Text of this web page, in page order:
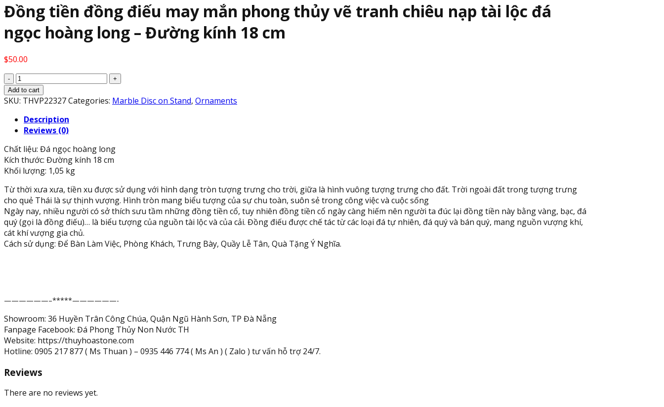
Đồng tiền đồng điếu may mắn phong thủy vẽ tranh chiêu nạp tài lộc đá
ngọc hoàng long – Đường kính 18 cm
$50.00
Đồng
tiền
đồng
may
mắn
thủy
vẽ
tranh
chiêu
nạp
tài
lộc
đá
ngọc
cm
quantity
Add to cart
SKU: THVP22327Categories: Marble Disc on Stand, Ornaments
Description
Reviews (0)
Chất liệu: Đá ngọc hoàng long
Kích thước: Đường kính 18 cm
Khối lượng: 1,05 kg
Từ thời xưa xưa, tiền xu được sử dụng với hình dạng tròn tượng trưng cho trời, giữa là hình vuông tượng trưng cho đất. Trời ngoài đất trong tượng trưng
cho quẻ Thái là sự thịnh vượng. Hình tròn mang biểu tượng của sự chu toàn, suôn sẻ trong công việc và cuộc sống
Ngày nay, nhiều người có sở thích sưu tầm những đồng tiền cổ, tuy nhiên đồng tiền cổ ngày càng hiếm nên người ta đúc lại đồng tiền này bằng vàng, bạc, đá
quý (gọi là đồng điếu)… là biểu tượng của nguồn tài lộc và của cải. Đồng điếu được chế tác từ các loại đá tự nhiên, đá quý và bán quý, mang nguồn vượng khí,
cát khí vượng gia chủ.
Cách sử dụng: Để Bàn Làm Việc, Phòng Khách, Trưng Bày, Quầy Lễ Tân, Quà Tặng Ý Nghĩa.
——————–*****——————-
Showroom: 36 Huyền Trân Công Chúa, Quận Ngũ Hành Sơn, TP Đà Nẵng
Fanpage Facebook: Đá Phong Thủy Non Nước TH
Website: https://thuyhoastone.com
Hotline: 0905 217 877 ( Ms Thuan ) – 0935 446 774 ( Ms An ) ( Zalo ) tư vấn hỗ trợ 24/7.
Reviews
There are no reviews yet.